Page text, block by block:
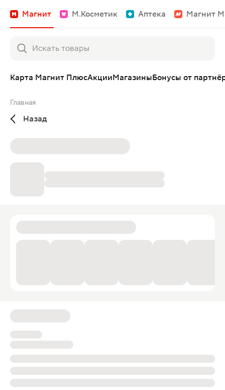
Магнит М.Косметик Аптека Магнит
Карта Магнит ПлюсАкцииМагазиныБонусы от
Главная
Назад